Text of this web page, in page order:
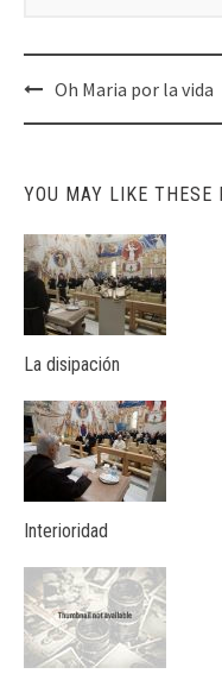
Post
navigation
Oh Maria por la vida
YOU MAY LIKE THESE
La disipación
Interioridad